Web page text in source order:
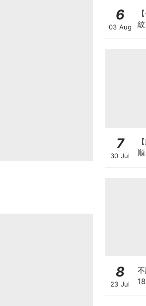
6
03 Aug
7
30 Jul
8
23 Jul